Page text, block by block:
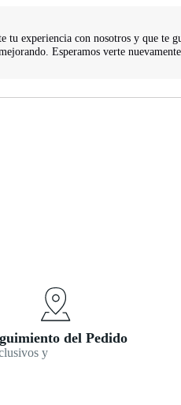
tu experiencia con nosotros y que te
Esperamos verte
del Pedido
y